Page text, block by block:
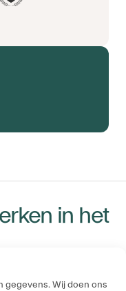
gegevens. Wij doen ons
in het
Socials